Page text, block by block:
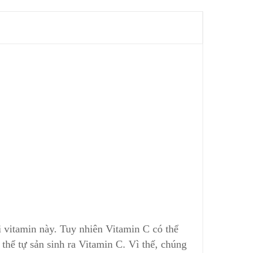
này. Tuy nhiên Vitamin C có thể
tự sản sinh ra Vitamin C. Vì thế, chúng